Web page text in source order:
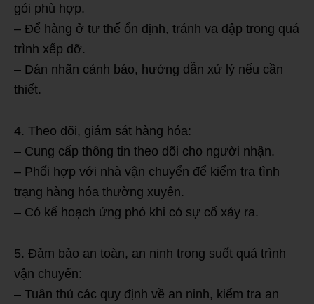
gói phù hợp.
– Để hàng ở tư thế ổn định, tránh va đập trong quá
trình xếp dỡ.
– Dán nhãn cảnh báo, hướng dẫn xử lý nếu cần
thiết.
4. Theo dõi, giám sát hàng hóa:
– Cung cấp thông tin theo dõi cho người nhận.
– Phối hợp với nhà vận chuyển để kiểm tra tình
trạng hàng hóa thường xuyên.
– Có kế hoạch ứng phó khi có sự cố xảy ra.
5. Đảm bảo an toàn, an ninh trong suốt quá trình
vận chuyển:
– Tuân thủ các quy định về an ninh, kiểm tra an